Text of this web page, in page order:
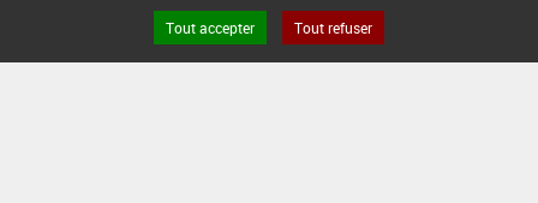
4 7 Jour (s)
Tout accepter Tout refuser